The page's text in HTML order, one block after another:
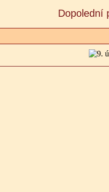
Dopolední